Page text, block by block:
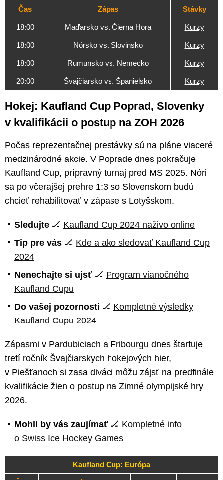
Čas Zápas Stávky
18:00 Maďarsko vs. Čierna Hora Kurzy
18:00 Nórsko vs. Slovinsko Kurzy
18:00 Rumunsko vs. Nemecko Kurzy
20:00 Švajčiarsko vs. Španielsko Kurzy
Hokej: Kaufland Cup Poprad, Slovenky
v kvalifikácii o postup na ZOH 2026
Počas reprezentačnej prestávky sú na pláne viaceré
medzinárodné akcie. V Poprade dnes pokračuje
Kaufland Cup, prípravný turnaj pred MS 2025. Nóri
sa po včerajšej prehre 1:3 so Slovenskom budú
chcieť rehabilitovať v zápase s Lotyšskom.
Sledujte 🏒 Kaufland Cup 2024 naživo online
Tip pre vás 🏒 Kde a ako sledovať Kaufland Cup
2024
Nenechajte si ujsť 🏒 Program vianočného
Kaufland Cupu
Do vašej pozornosti 🏒 Kompletné výsledky
Kaufland Cupu 2024
Zápasmi v Pardubiciach a Fribourgu dnes štartuje
tretí ročník Švajčiarskych hokejových hier,
v Piešťanoch si zasa diváci môžu zájsť na predfinále
kvalifikácie žien o postup na Zimné olympijské hry
2026.
Mohli by vás zaujímať 🏒 Kompletné info
o Swiss Ice Hockey Games
Kaufland Cup: Európa